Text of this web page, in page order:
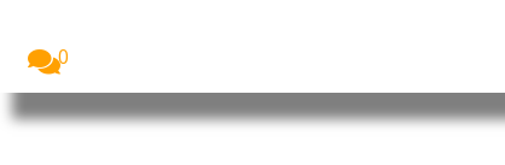
0